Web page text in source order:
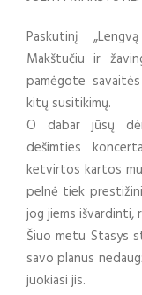
Paskutinį
Makštučiu ir
pamėgote
kitų susitikimų.
O dabar jūsų
dešimties
ketvirtos kartos
pelnė tiek
jog jiems išvardinti,
Šiuo metu Stasys
savo planus
juokiasi jis.